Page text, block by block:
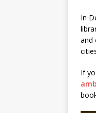
In
and
If